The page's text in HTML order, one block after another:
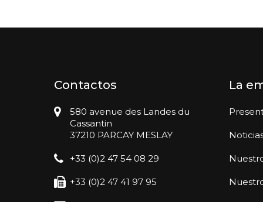
Contactos
580 avenue des Landes du
Cassantin
37210 PARCAY MESLAY
+33 (0)2 47 54 08 29
+33 (0)2 47 41 97 95
La